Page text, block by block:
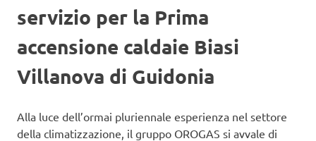
servizio per la Prima
accensione caldaie Biasi
Villanova di Guidonia
Alla luce dell’ormai pluriennale esperienza nel settore
della climatizzazione, il gruppo OROGAS si avvale di